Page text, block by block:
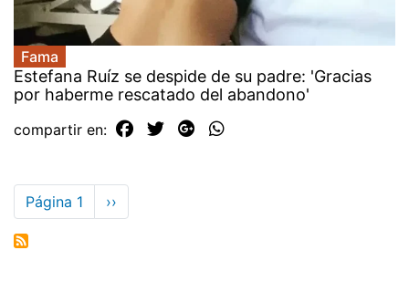
Fama
Estefana Ruíz se despide de su padre: 'Gracias
por haberme rescatado del abandono'
compartir en:
Paginación
Página 1
Siguiente
página
››